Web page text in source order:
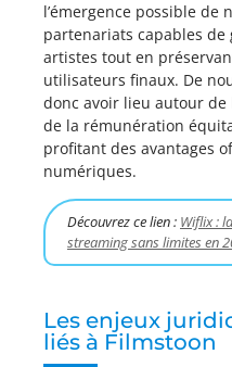
l’émergence possible de
partenariats capables
artistes tout en
utilisateurs finaux. De
donc avoir lieu autour
de la rémunération
profitant des avantages
numériques.
Découvrez ce lien : Wiflix :
streaming sans limites en
Les enjeux
liés à Filmstoon